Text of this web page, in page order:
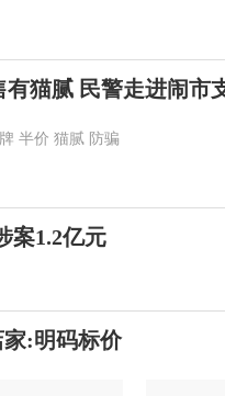
猫腻 民警走进闹市
半价 猫腻 防骗
案1.2亿元
:明码标价